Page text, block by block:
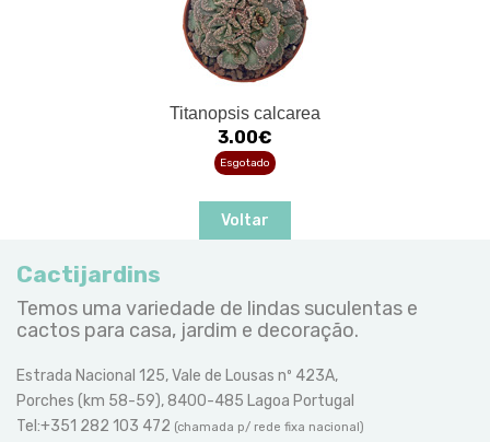
Titanopsis calcarea
3.00€
Esgotado
Voltar
Cactijardins
Temos uma variedade de lindas suculentas e
cactos para casa, jardim e decoração.
Estrada Nacional 125, Vale de Lousas nº 423A,
Porches (km 58-59), 8400-485 Lagoa Portugal
Tel:+351 282 103 472 (chamada p/ rede fixa nacional)